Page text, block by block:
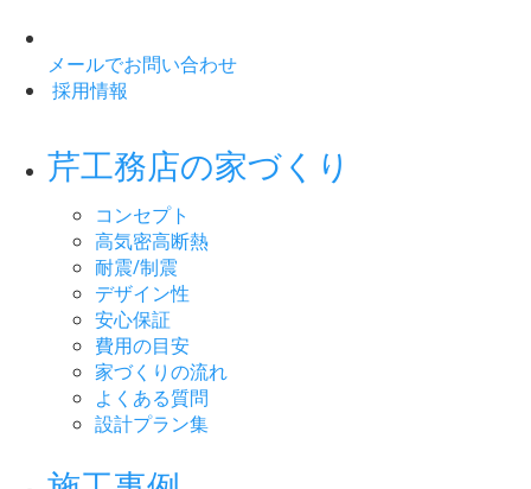
メールでお問い合わせ
採用情報
芹工務店の家づくり
コンセプト
高気密高断熱
耐震/制震
デザイン性
安心保証
費用の目安
家づくりの流れ
よくある質問
設計プラン集